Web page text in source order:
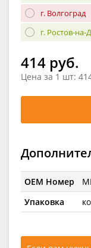
г. Волгоград
г. Ростов-на-
414 руб.
Цена за 1 шт:
OEM Номер
Упаковка